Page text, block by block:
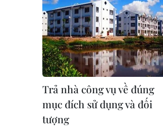
Trả nhà công vụ về đúng
mục đích sử dụng và đối
tượng